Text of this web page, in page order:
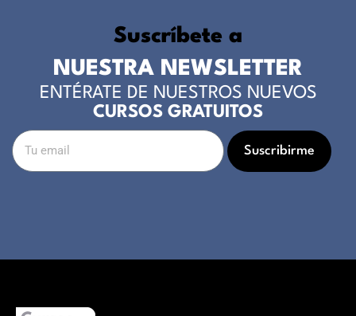
Suscríbete a
NUESTRA NEWSLETTER
ENTÉRATE DE NUESTROS NUEVOS
CURSOS GRATUITOS
Suscribirme